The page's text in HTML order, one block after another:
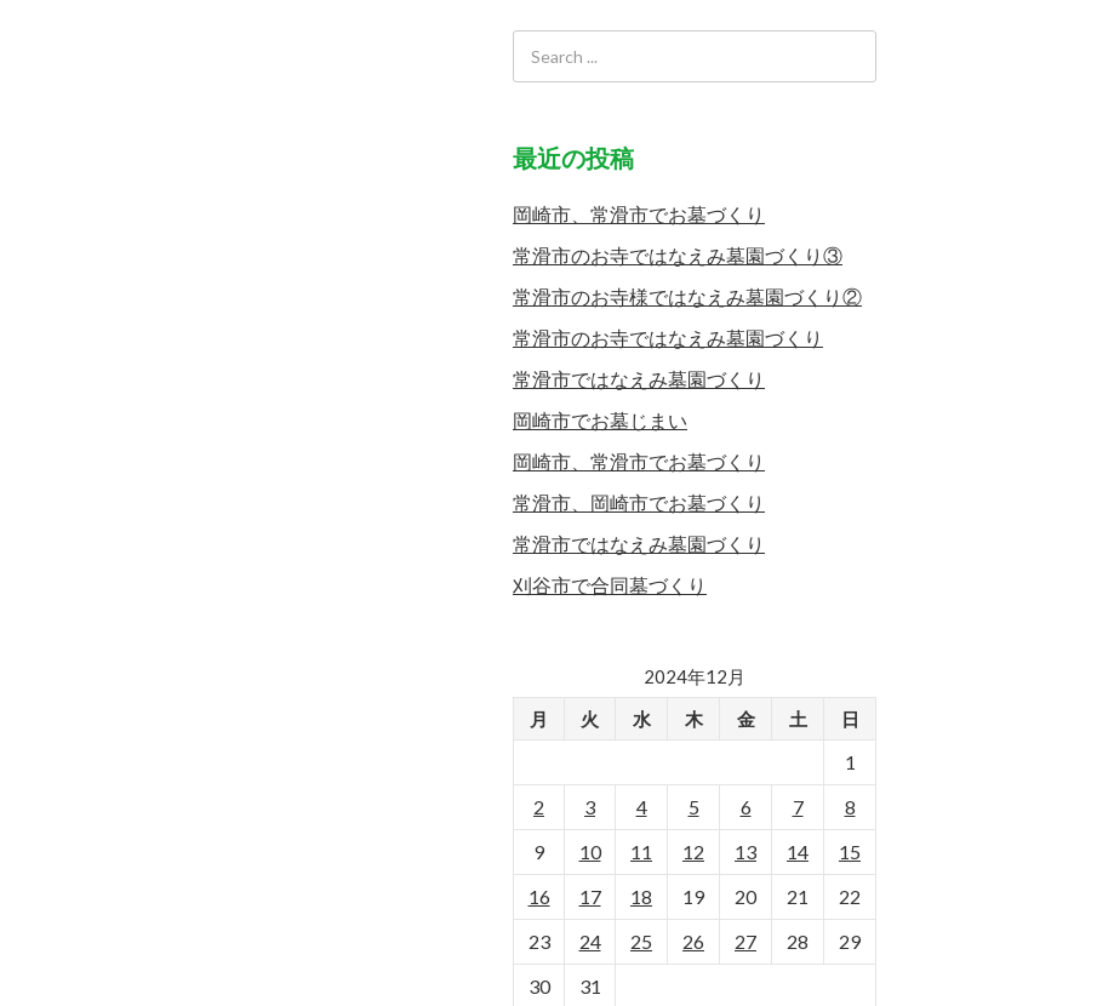
最近の投稿
岡崎市、常滑市でお墓づくり
常滑市のお寺ではなえみ墓園づくり③
常滑市のお寺様ではなえみ墓園づくり②
常滑市のお寺ではなえみ墓園づくり
常滑市ではなえみ墓園づくり
岡崎市でお墓じまい
岡崎市、常滑市でお墓づくり
常滑市、岡崎市でお墓づくり
常滑市ではなえみ墓園づくり
刈谷市で合同墓づくり
2024年12月
月
火 水 木 金 土 日
1
2
3 4 5 6 7
8
9
10 11 12 13 14
15
16
17 18 19 20 21
22
23
24 25 26 27 28
29
30
31